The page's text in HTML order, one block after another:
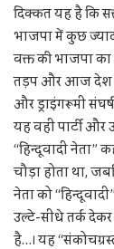
दिक्कत यह है कि
भाजपा में कुछ
वक्त की भाजपा
तड़प और आज देश
और ड्राइंगरूमी
यह वही पार्टी और
“हिन्दूवादी
चौड़ा होता था,
नेता को
उल्टे-सीधे तर्क
है…। यह